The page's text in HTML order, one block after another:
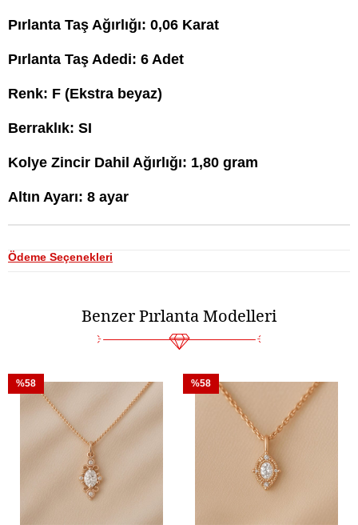
Pırlanta Taş Ağırlığı: 0,06 Karat
Pırlanta Taş Adedi: 6 Adet
Renk: F (Ekstra beyaz)
Berraklık: SI
Kolye Zincir Dahil Ağırlığı: 1,80 gram
Altın Ayarı: 8 ayar
Ödeme Seçenekleri
Benzer Pırlanta Modelleri
%58 %58